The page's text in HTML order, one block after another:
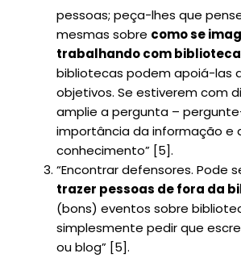
pessoas; peça-lhes que
mesmas sobre como se
trabalhando com
bibliotecas podem apoiá-las
objetivos. Se estiverem com
amplie a pergunta –
importância da informação e
conhecimento” [5].
“Encontrar defensores. Pode
trazer pessoas de fora da
(bons) eventos sobre
simplesmente pedir que
ou blog” [5].